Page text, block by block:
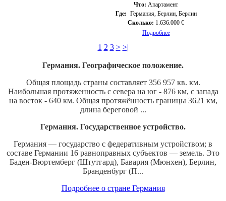
Что: Апартамент
Где: Германия, Берлин, Берлин
Сколько: 1.636.000 €
Подробнее
1 2 3 > >|
Германия. Географическое положение.
Общая площадь страны составляет 356 957 кв. км.
Наибольшая протяженность с севера на юг - 876 км, с запада
на восток - 640 км. Общая протяжённость границы 3621 км,
длина береговой ...
Германия. Государственное устройство.
Германия — государство с федеративным устройством; в
составе Германии 16 равноправных субъектов — земель. Это
Баден-Вюртемберг (Штутгард), Бавария (Мюнхен), Берлин,
Бранденбург (П...
Подробнее о стране Германия